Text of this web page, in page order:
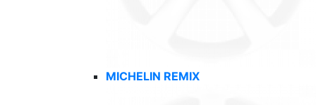
MICHELIN REMIX